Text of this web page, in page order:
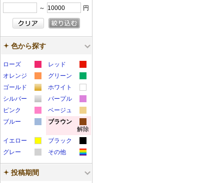
～ 円
色から探す
ローズ
カ
ラ
ル
レッド
カ
ラ
プ
ル
オレンジ
カ
ラ
プ
ル
グリーン
カ
ラ
ン
プ
ル
ゴールド
カ
ラ
ン
プ
ル
ホワイト
カ
ラ
サ
ン
プ
シルバー
カ
ラ
サ
ン
プ
パープル
カ
ラ
ー
サ
ン
ピンク
カ
ー
サ
ン
ベージュ
カ
ラ
ー
サ
ブルー
ラ
ー
ブラウン
カ
ラ
ー
解除
イエロー
カ
ラ
ー
ブラック
カ
ラ
ー
グレー
カ
ラ
その他
カ
ラ
投稿期間